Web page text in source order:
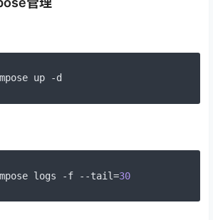
up -d
logs -f --tail=30